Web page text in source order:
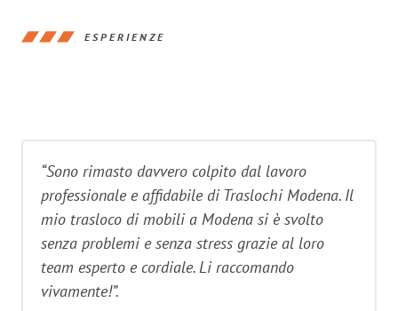
ESPERIENZE
“Sono rimasto davvero colpito dal lavoro
professionale e affidabile di Traslochi Modena. Il
mio trasloco di mobili a Modena si è svolto
senza problemi e senza stress grazie al loro
team esperto e cordiale. Li raccomando
vivamente!”.